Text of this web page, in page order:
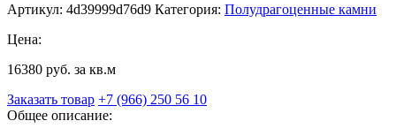
Артикул: 4d39999d76d9 Категория: Полудрагоценные камни
Цена:
16380 руб. за кв.м
Заказать товар +7 (966) 250 56 10
Общее описание: